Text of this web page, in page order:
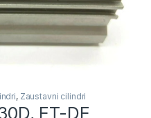
, Zaustavni cilindri
ET-DE